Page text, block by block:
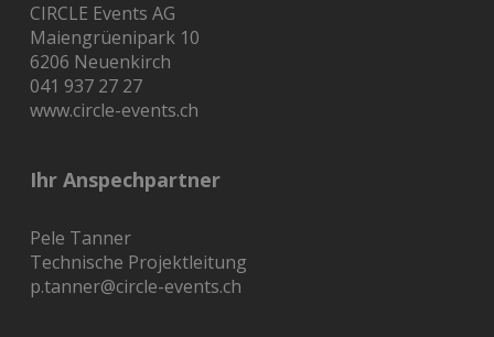
CIRCLE Events AG
Maiengrüenipark 10
6206 Neuenkirch
041 937 27 27
www.circle-events.ch
Ihr Anspechpartner
Pele Tanner
Technische Projektleitung
p.tanner@circle-events.ch